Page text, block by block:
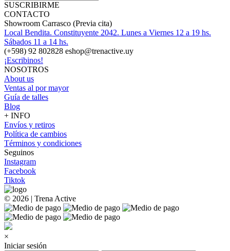
SUSCRIBIRME
CONTACTO
Showroom Carrasco (Previa cita)
Local Bendita. Constituyente 2042. Lunes a Viernes 12 a 19 hs.
Sábados 11 a 14 hs.
(+598) 92 802828 eshop@trenactive.uy
¡Escribinos!
NOSOTROS
About us
Ventas al por mayor
Guía de talles
Blog
+ INFO
Envíos y retiros
Política de cambios
Términos y condiciones
Seguinos
Instagram
Facebook
Tiktok
© 2026 | Trena Active
×
Iniciar sesión